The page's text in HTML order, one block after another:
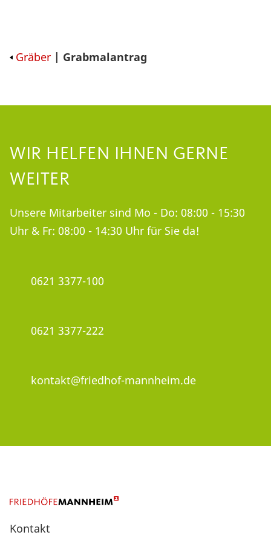
Gräber | Grabmalantrag
WIR HELFEN IHNEN GERNE
WEITER
Unsere Mitarbeiter sind Mo - Do: 08:00 - 15:30
Uhr & Fr: 08:00 - 14:30 Uhr für Sie da!
0621 3377-100
0621 3377-222
kontakt@friedhof-mannheim.de
Kontakt